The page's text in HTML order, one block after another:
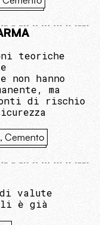
teoriche
non hanno
ma
di rischio
Cemento
di valute
è già